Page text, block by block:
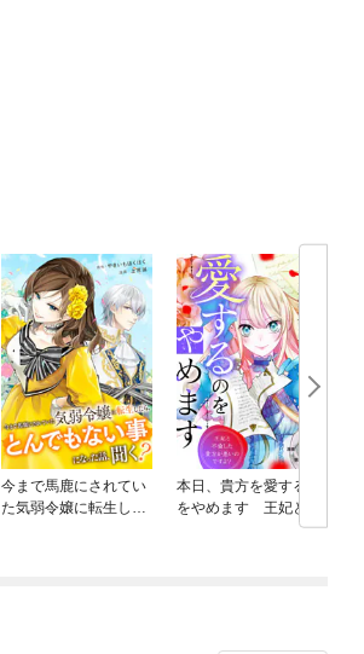
今まで馬鹿にされてい
た気弱令嬢に転生した
本日、貴方を愛するの
をやめます 王妃と不
倫した貴方が悪いので